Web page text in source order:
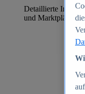
Detaillierte
und Marktplätzen